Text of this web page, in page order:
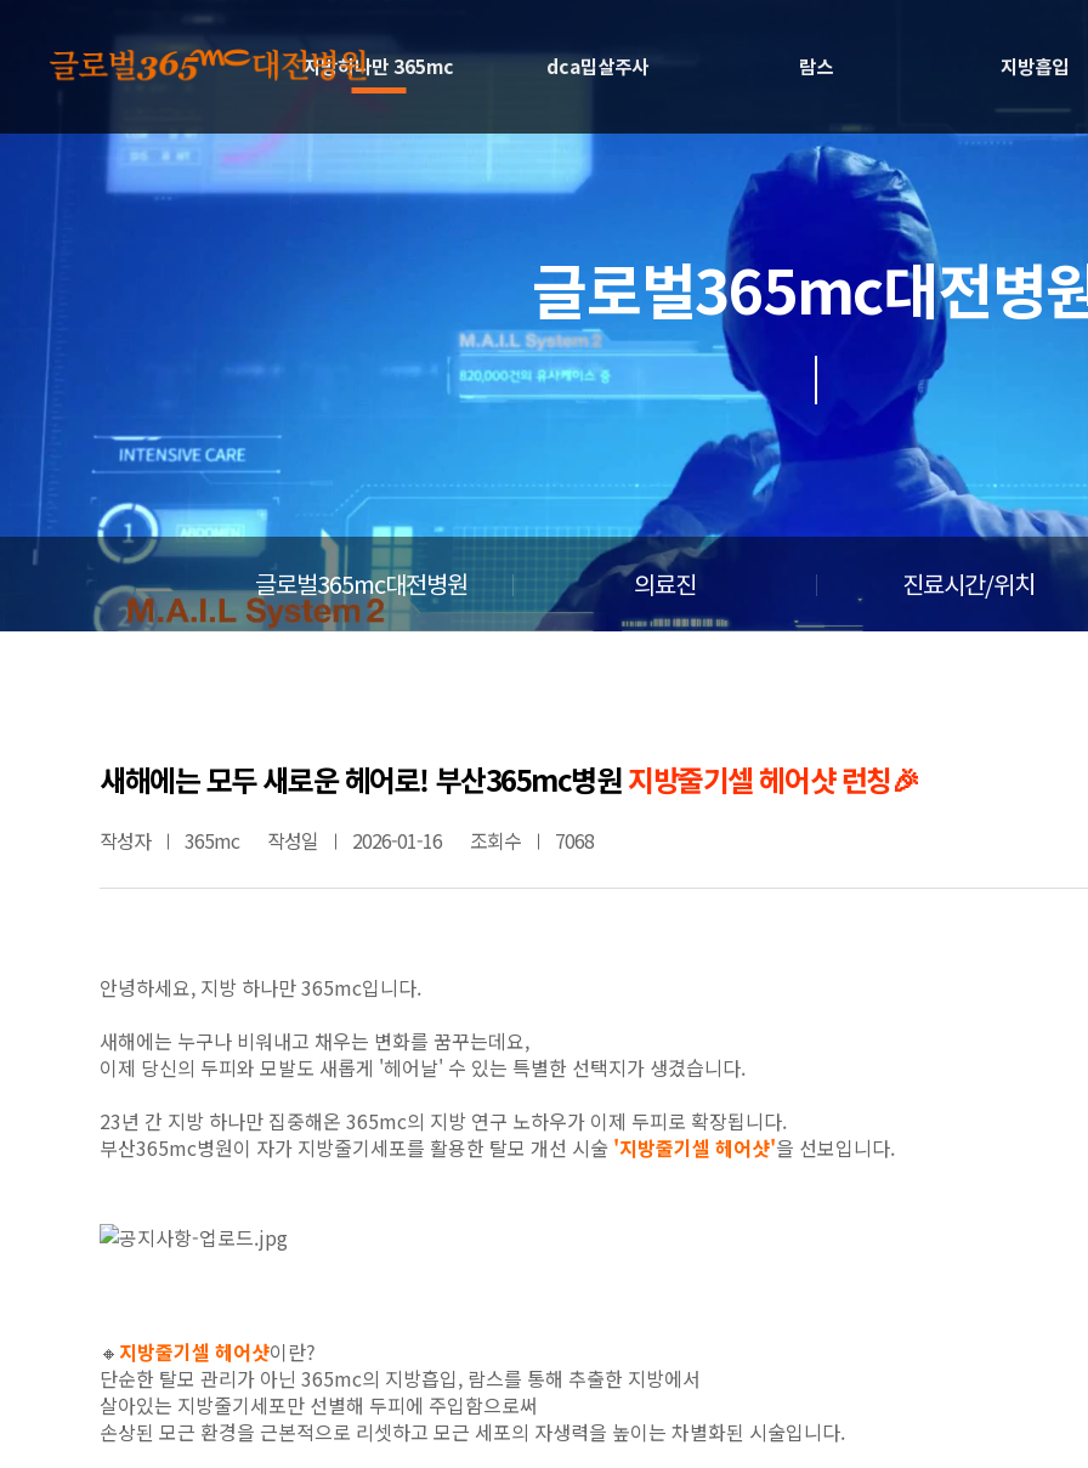
지방하나만 365mc dca밉살주사 람스 지방흡입
글로벌365mc대전병
글로벌365mc대전병원 의료진 진료시간/위치
새해에는 모두 새로운 헤어로! 부산365mc병원지방줄기셀 헤어샷 런칭🎉
작성자 365mc 작성일 2026-01-16 조회수 7068
안녕하세요, 지방 하나만 365mc입니다.
새해에는 누구나 비워내고 채우는 변화를 꿈꾸는데요,
이제 당신의 두피와 모발도 새롭게 '헤어날' 수 있는 특별한 선택지가 생겼습니다.
23년 간 지방 하나만 집중해온 365mc의 지방 연구 노하우가 이제 두피로 확장됩니다.
부산365mc병원이 자가 지방줄기세포를 활용한 탈모 개선 시술 '지방줄기셀 헤어샷'을 선보입니다.
🔸지방줄기셀 헤어샷이란?
단순한 탈모 관리가 아닌 365mc의 지방흡입, 람스를 통해 추출한 지방에서
살아있는 지방줄기세포만 선별해 두피에 주입함으로써
손상된 모근 환경을 근본적으로 리셋하고 모근 세포의 자생력을 높이는 차별화된 시술입니다.